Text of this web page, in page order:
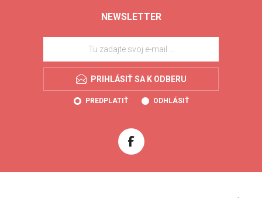
NEWSLETTER
PRIHLÁSIŤ SA K ODBERU
PREDPLATIŤ ODHLÁSIŤ